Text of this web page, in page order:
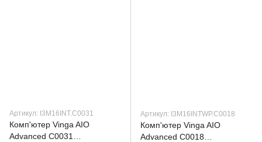
Артикул: I3M16INT.C0031
Комп'ютер Vinga AIO
Advanced C0031
Артикул: I3M16INTWP.C0018
Комп'ютер Vinga AIO
Advanced C0018